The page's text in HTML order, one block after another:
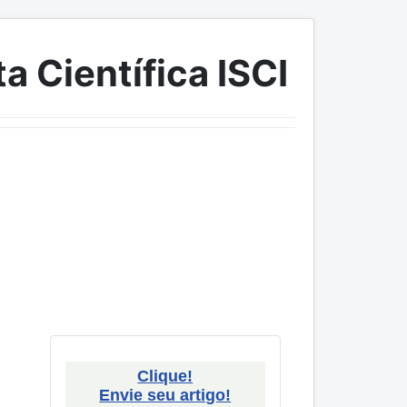
Científica ISCI
Clique!
Envie seu artigo!